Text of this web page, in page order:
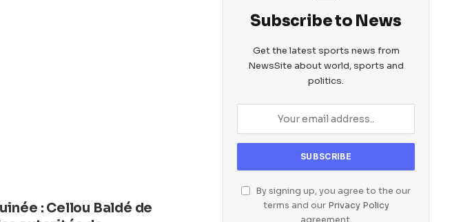
: Cellou Baldé de
Subscribe to News
Get the latest sports news from
NewsSite about world, sports and
politics.
By signing up, you agree to the our
terms and our Privacy Policy